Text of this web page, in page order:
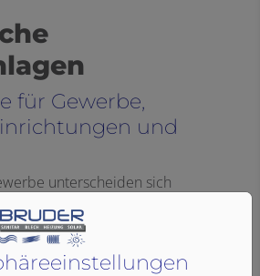
für Gewerbe,
und
unterscheiden sich
von Einrichtungen und Betrieben
Innovative Lösungen für
und in der